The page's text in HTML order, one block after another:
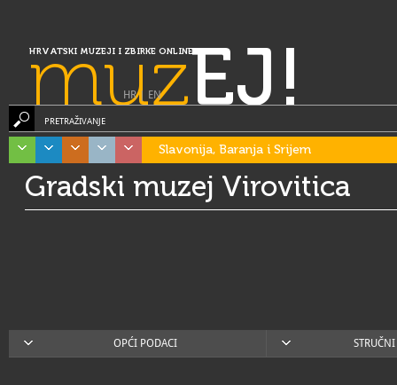
HRVATSKI MUZEJI I ZBIRKE ONLINE
muzEJ!
HR| EN
PRETRAŽIVANJE
Slavonija, Baranja i Srijem
Gradski muzej Virovitica
OPĆI PODACI